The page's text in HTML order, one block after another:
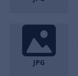
JPG